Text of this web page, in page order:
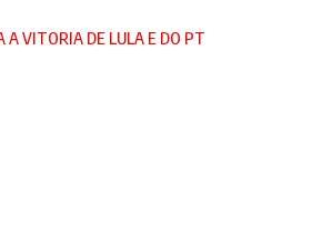
A VITORIA DE LULA E DO PT